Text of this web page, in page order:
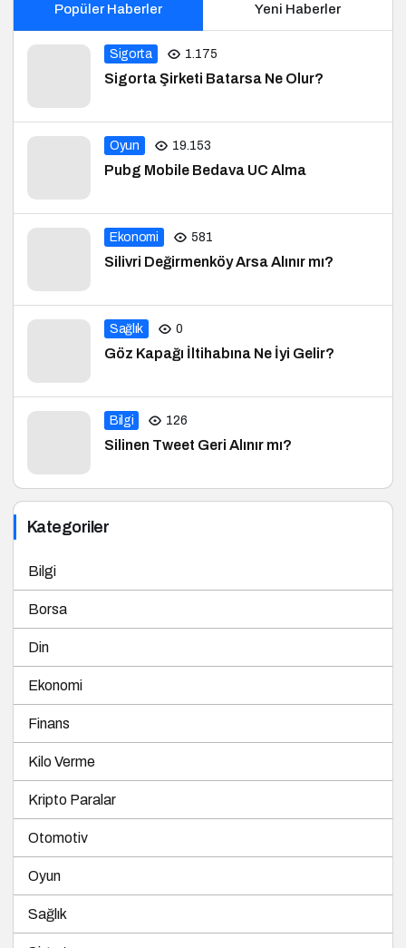
Popüler Haberler Yeni Haberler
Sigorta 1.175
Sigorta Şirketi Batarsa Ne Olur?
Oyun 19.153
Pubg Mobile Bedava UC Alma
Ekonomi 581
Silivri Değirmenköy Arsa Alınır mı?
Sağlık 0
Göz Kapağı İltihabına Ne İyi Gelir?
Bilgi 126
Silinen Tweet Geri Alınır mı?
Kategoriler
Bilgi
Borsa
Din
Ekonomi
Finans
Kilo Verme
Kripto Paralar
Otomotiv
Oyun
Sağlık